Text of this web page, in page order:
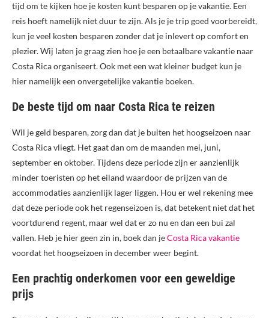
tijd om te kijken hoe je kosten kunt besparen op je vakantie. Een
reis hoeft namelijk niet duur te zijn. Als je je trip goed voorbereidt,
kun je veel kosten besparen zonder dat je inlevert op comfort en
plezier. Wij laten je graag zien hoe je een betaalbare vakantie naar
Costa Rica organiseert. Ook met een wat kleiner budget kun je
hier namelijk een onvergetelijke vakantie boeken.
De beste tijd om naar Costa Rica te reizen
Wil je geld besparen, zorg dan dat je buiten het hoogseizoen naar
Costa Rica vliegt. Het gaat dan om de maanden mei, juni,
september en oktober. Tijdens deze periode zijn er aanzienlijk
minder toeristen op het eiland waardoor de prijzen van de
accommodaties aanzienlijk lager liggen. Hou er wel rekening mee
dat deze periode ook het regenseizoen is, dat betekent niet dat het
voortdurend regent, maar wel dat er zo nu en dan een bui zal
vallen. Heb je hier geen zin in, boek dan jeCosta Rica vakantie
voordat het hoogseizoen in december weer begint.
Een prachtig onderkomen voor een geweldige
prijs